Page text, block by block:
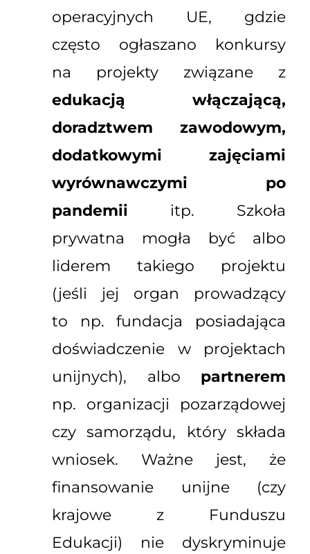
operacyjnych UE, gdzie
często ogłaszano konkursy
na projekty związane z
edukacją włączającą,
doradztwem zawodowym,
dodatkowymi zajęciami
wyrównawczymi po
pandemii itp. Szkoła
prywatna mogła być albo
liderem takiego projektu
(jeśli jej organ prowadzący
to np. fundacja posiadająca
doświadczenie w projektach
unijnych), albo partnerem
np. organizacji pozarządowej
czy samorządu, który składa
wniosek. Ważne jest, że
finansowanie unijne (czy
krajowe z Funduszu
Edukacji) nie dyskryminuje